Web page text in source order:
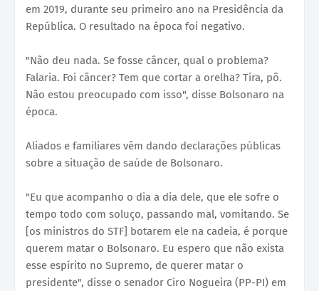
em 2019, durante seu primeiro ano na Presidência da
República. O resultado na época foi negativo.
"Não deu nada. Se fosse câncer, qual o problema?
Falaria. Foi câncer? Tem que cortar a orelha? Tira, pô.
Não estou preocupado com isso", disse Bolsonaro na
época.
Aliados e familiares vêm dando declarações públicas
sobre a situação de saúde de Bolsonaro.
"Eu que acompanho o dia a dia dele, que ele sofre o
tempo todo com soluço, passando mal, vomitando. Se
[os ministros do STF] botarem ele na cadeia, é porque
querem matar o Bolsonaro. Eu espero que não exista
esse espírito no Supremo, de querer matar o
presidente", disse o senador Ciro Nogueira (PP-PI) em